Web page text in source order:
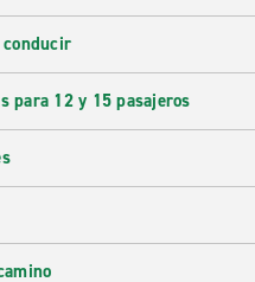
para 12 y 15 pasajeros